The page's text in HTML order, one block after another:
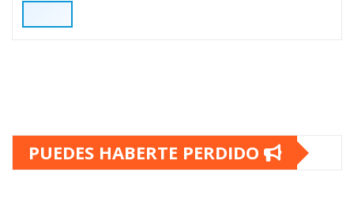
PUEDES HABERTE PERDIDO